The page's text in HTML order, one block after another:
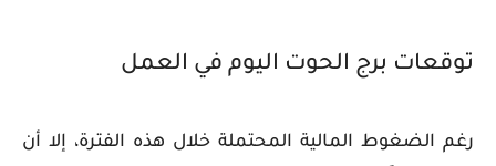
توقعات برج الحوت اليوم في العمل
رغم الضغوط المالية المحتملة خلال هذه الفترة، إلا أن